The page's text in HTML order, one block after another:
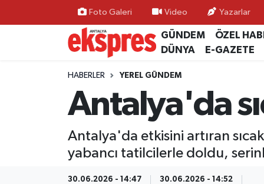
Foto Galeri Video Yazarlar
GÜNDEM ÖZEL
DÜNYA
E-GAZETE
HABERLER YEREL GÜNDEM
Antalya'da
Antalya'da etkisini artıran
yabancı tatilcilerle doldu,
30.06.2026 - 14:47 30.06.2026 - 14:52
ÖZEL HABER
GÜNDEM
YEREL GÜNDEM
EKONOMİ
Nöbetçi Eczaneler
Hava Durumu
Trafik Durumu
Süper Lig Puan Durumu ve Fikstür